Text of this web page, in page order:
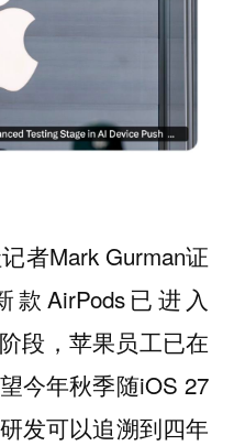
者Mark Gurman证
AirPods已进入
段，苹果员工已在
今年秋季随iOS 27
发可以追溯到四年